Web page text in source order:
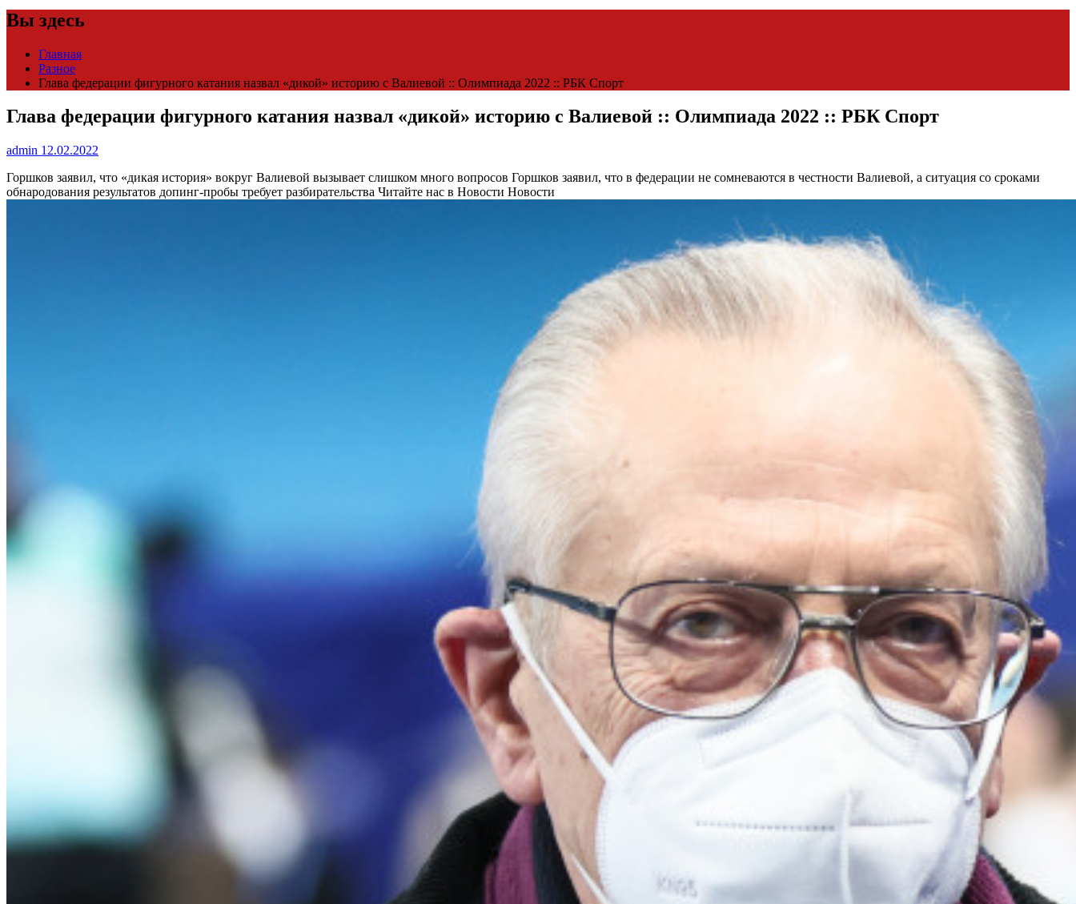
Вы здесь
Главная
Разное
Глава федерации фигурного катания назвал «дикой» историю с Валиевой :: Олимпиада 2022 :: РБК Спорт
Глава федерации фигурного катания назвал «дикой» историю с Валиевой :: Олимпиада 2022 :: РБК Спорт
admin 12.02.2022
Горшков заявил, что «дикая история» вокруг Валиевой вызывает слишком много вопросов Горшков заявил, что в федерации не сомневаются в честности Валиевой, а ситуация со сроками
обнародования результатов допинг-пробы требует разбирательства Читайте нас в Новости Новости